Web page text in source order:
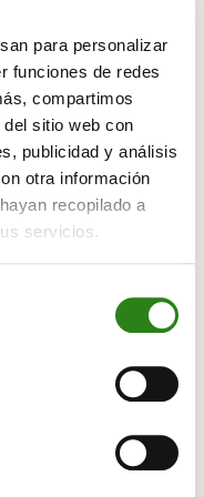
para personalizar
funciones de redes
compartimos
sitio web con
publicidad y análisis
otra información
recopilado a
servicios.
independiente
Una
llevó a cabo con
que ya está
interna desde la
Banco Alcalá en
principales rivales
servicio a los
“nuestro punto
“hay mercado para